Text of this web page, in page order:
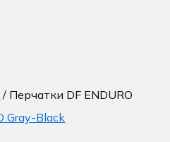
/ Перчатки DF ENDURO